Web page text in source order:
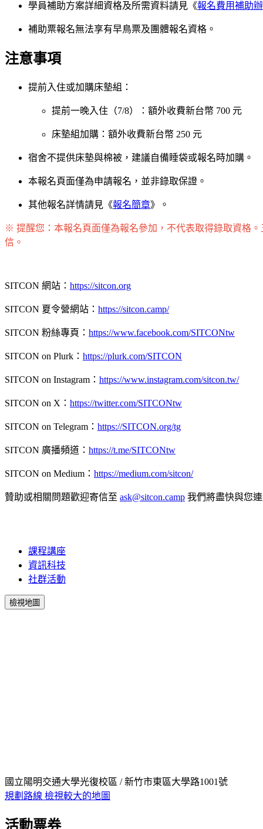
學員補助方案詳細資格及所需資料請見《報名費用補助
補助票報名無法享有早鳥票及團體報名資格。
注意事項
提前入住或加購床墊組：
提前一晚入住（7/8）：額外收費新台幣 700 元
床墊組加購：額外收費新台幣 250 元
宿舍不提供床墊與棉被，建議自備睡袋或報名時加購。
本報名頁面僅為申請報名，並非錄取保證。
其他報名詳情請見《報名簡章》。
※ 提醒您：本報名頁面僅為報名參加，不代表取得錄取資格
信。
SITCON 網站： https://sitcon.org
SITCON 夏令營網站： https://sitcon.camp/
SITCON 粉絲專頁： https://www.facebook.com/SITCONtw
SITCON on Plurk： https://plurk.com/SITCON
SITCON on Instagram： https://www.instagram.com/sitcon.tw/
SITCON on X： https://twitter.com/SITCONtw
SITCON on Telegram： https://SITCON.org/tg
SITCON 廣播頻道： https://t.me/SITCONtw
SITCON on Medium： https://medium.com/sitcon/
贊助或相關問題歡迎寄信至 ask@sitcon.camp 我們將盡快與您
課程講座
資訊科技
社群活動
檢視地圖
國立陽明交通大學光復校區 / 新竹市東區大學路1001號
規劃路線 檢視較大的地圖
活動票券